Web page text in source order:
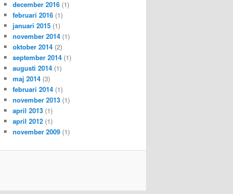
december 2016 (1)
februari 2016 (1)
januari 2015 (1)
november 2014 (1)
oktober 2014 (2)
september 2014 (1)
augusti 2014 (1)
maj 2014 (3)
februari 2014 (1)
november 2013 (1)
april 2013 (1)
april 2012 (1)
november 2009 (1)